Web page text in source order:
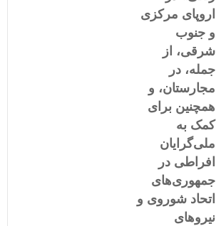
اروپای مرکزی
و جنوب
شرقی، از
جمله، در
مجارستان، و
همچنین برای
کمک به
ملی‌گرایان
افراطی در
جمهوری‌های
اتحاد شوروی و
نیروهای